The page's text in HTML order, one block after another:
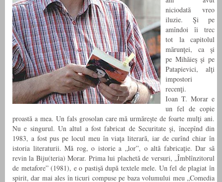
niciodată vreo
iluzie. Şi pe
amîndoi îi trec
tot la capitolul
mărunţei, ca şi
pe Mihăieş şi pe
Patapievici, alţi
impostori
recenţi.
Ioan T. Morar e
un fel de copie
proastă a mea. Un fals grosolan care mă urmăreşte de foarte mulţi ani.
Nu e singurul. Un altul a fost fabricat de Securitate şi, începînd din
1983, a fost pus pe locul meu în viaţa literară, iar de curînd chiar în
istoria literaturii. Mă rog, o istorie a „lor”, o altă fabricaţie. Dar să
revin la Biju(teria) Morar. Prima lui plachetă de versuri, „Îmblînzitorul
de metafore” (1981), e o pastişă după textele mele. Un fel de plagiat în
spirit, dar mai ales în ticuri compuse pe baza volumului meu „Comedia